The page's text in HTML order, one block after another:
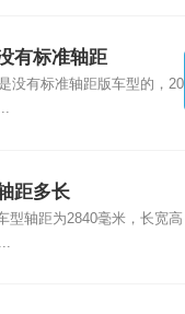
有标准轴距
没有标准轴距版车型的，20
距多长
型轴距为2840毫米，长宽高